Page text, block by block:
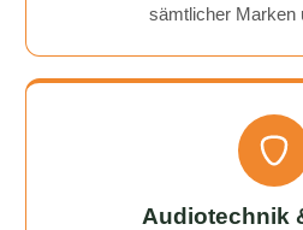
sämtlicher Marken
Audiotechnik